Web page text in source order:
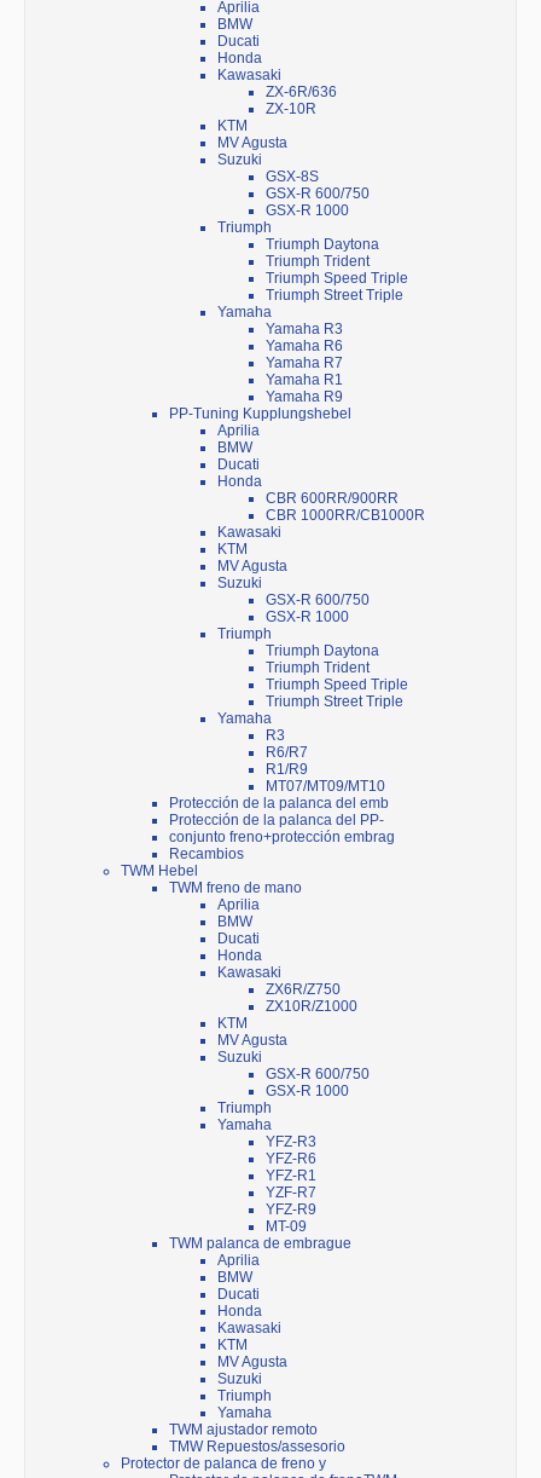
Aprilia
BMW
Ducati
Honda
Kawasaki
ZX-6R/636
ZX-10R
KTM
MV Agusta
Suzuki
GSX-8S
GSX-R 600/750
GSX-R 1000
Triumph
Triumph Daytona
Triumph Trident
Triumph Speed Triple
Triumph Street Triple
Yamaha
Yamaha R3
Yamaha R6
Yamaha R7
Yamaha R1
Yamaha R9
PP-Tuning Kupplungshebel
Aprilia
BMW
Ducati
Honda
CBR 600RR/900RR
CBR 1000RR/CB1000R
Kawasaki
KTM
MV Agusta
Suzuki
GSX-R 600/750
GSX-R 1000
Triumph
Triumph Daytona
Triumph Trident
Triumph Speed Triple
Triumph Street Triple
Yamaha
R3
R6/R7
R1/R9
MT07/MT09/MT10
Protección de la palanca del emb
Protección de la palanca del PP-
conjunto freno+protección embrag
Recambios
TWM Hebel
TWM freno de mano
Aprilia
BMW
Ducati
Honda
Kawasaki
ZX6R/Z750
ZX10R/Z1000
KTM
MV Agusta
Suzuki
GSX-R 600/750
GSX-R 1000
Triumph
Yamaha
YFZ-R3
YFZ-R6
YFZ-R1
YZF-R7
YFZ-R9
MT-09
TWM palanca de embrague
Aprilia
BMW
Ducati
Honda
Kawasaki
KTM
MV Agusta
Suzuki
Triumph
Yamaha
TWM ajustador remoto
TMW Repuestos/assesorio
Protector de palanca de freno y